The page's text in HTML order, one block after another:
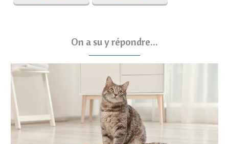
On a su y répondre...